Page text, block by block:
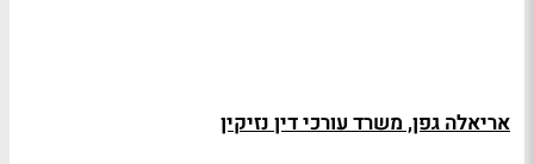
אריאלה גפן, משרד עורכי דין נזיקין